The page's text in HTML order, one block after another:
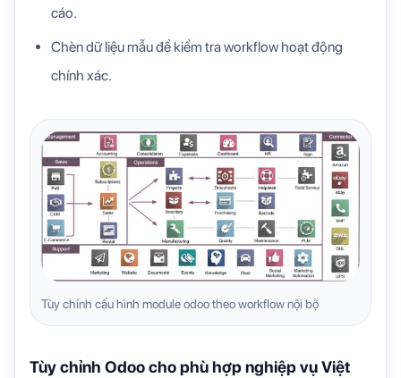
cáo.
Chèn dữ liệu mẫu để kiểm tra workflow hoạt động
chính xác.
Tùy chỉnh cấu hình module odoo theo workflow nội bộ
Tùy chỉnh Odoo cho phù hợp nghiệp vụ Việt